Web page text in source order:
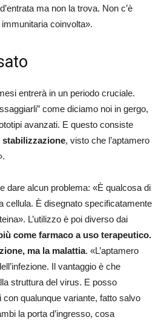
ma non la trova. Non c’è
coinvolta».
entrerà in un periodo cruciale.
come diciamo noi in gergo,
avanzati. E questo consiste
stabilizzazione, visto che l’aptamero
dare alcun problema: «È qualcosa di
cellula. È disegnato specificatamente
L’utilizzo è poi diverso dai
come farmaco a uso terapeutico.
ma la malattia. «L’aptamero
Il vantaggio è che
struttura del virus. E posso
qualunque variante, fatto salvo
la porta d’ingresso, cosa